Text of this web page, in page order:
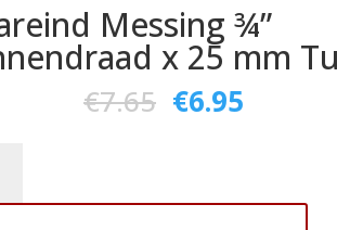
Messing ¾”
x 25 mm
€7.65 €6.95